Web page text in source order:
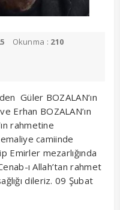
Okunma : 210
Güler BOZALAN’ın
Erhan BOZALAN’ın
rahmetine
camiinde
Emirler mezarlığında
ı Allah’tan rahmet
dileriz. 09 Şubat